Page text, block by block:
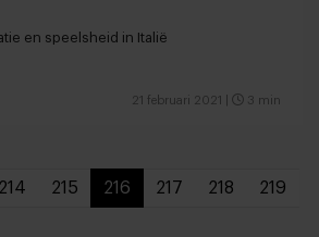
en speelsheid in Italië
21 februari 2021 3 min
214 215 216 217 218 219